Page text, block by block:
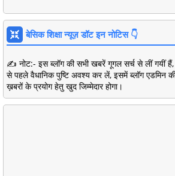
बेसिक शिक्षा न्यूज़ डॉट इन नोटिस 👇
✍️ नोट:- इस ब्लॉग की सभी खबरें गूगल सर्च से लीं गयीं
से पहले वैधानिक पुष्टि अवश्य कर लें, इसमें ब्लॉग एडमिन की
ख़बरों के प्रयोग हेतु खुद जिम्मेदार होगा।